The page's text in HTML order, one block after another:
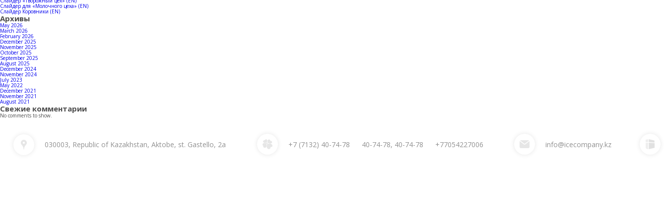
Слайдер для «Молочного цеха» (EN)
Слайдер Коровники (EN)
Архивы
May 2026
March 2026
February 2026
December 2025
November 2025
October 2025
September 2025
August 2025
December 2024
November 2024
July 2023
May 2022
December 2021
November 2021
August 2021
Свежие комментарии
No comments to show.
030003, Republic of Kazakhstan, Aktobe, st. Gastello, 2a +7 (7132) 40-74-78 40-74-78, 40-74-78 +77054227006 info@icecompany.kz